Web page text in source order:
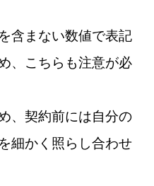
含まない数値で表記
、こちらも注意が必
、契約前には自分の
細かく照らし合わせ